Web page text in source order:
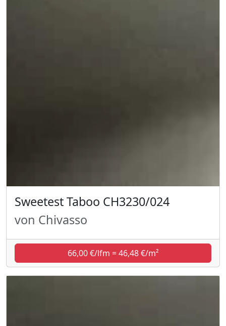
Sweetest Taboo CH3230/024
von Chivasso
66,00 €/lfm = 46,48 €/m²